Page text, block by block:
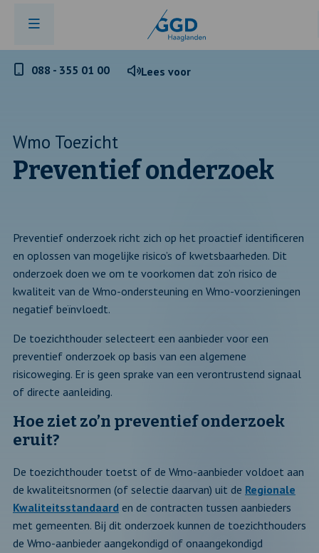
Telefoonnummer
088 - 355 01 00 Lees voor
Wmo Toezicht
Preventief onderzoek
Preventief onderzoek richt zich op het proactief identificeren
en oplossen van mogelijke risico’s of kwetsbaarheden. Dit
onderzoek doen we om te voorkomen dat zo’n risico de
kwaliteit van de Wmo-ondersteuning en Wmo-voorzieningen
negatief beïnvloedt.
De toezichthouder selecteert een aanbieder voor een
preventief onderzoek op basis van een algemene
risicoweging. Er is geen sprake van een verontrustend signaal
of directe aanleiding.
Hoe ziet zo’n preventief onderzoek
eruit?
De toezichthouder toetst of de Wmo-aanbieder voldoet aan
de kwaliteitsnormen (of selectie daarvan) uit de Regionale
Kwaliteitsstandaard en de contracten tussen aanbieders
met gemeenten. Bij dit onderzoek kunnen de toezichthouders
de Wmo-aanbieder aangekondigd of onaangekondigd